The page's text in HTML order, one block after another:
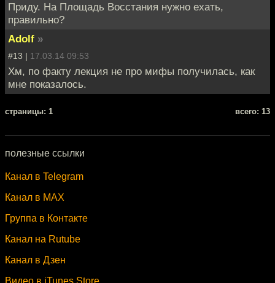
Приду. На Площадь Восстания нужно ехать,
правильно?
Adolf »
#13 | 17.03.14 09:53
Хм, по факту лекция не про мифы получилась, как
мне показалось.
cтраницы: 1 всего: 13
полезные ссылки
Канал в Telegram
Канал в MAX
Группа в Контакте
Канал на Rutube
Канал в Дзен